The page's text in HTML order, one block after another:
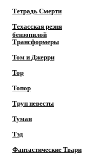
Тетрадь Смерти
Техасская резня
бензопилой
Трансформеры
Том и Джерри
Тор
Топор
Труп невесты
Туман
Тэд
Фантастические Твари